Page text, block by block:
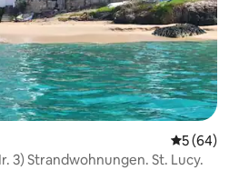
5 (64)
3) Strandwohnungen. St. Lucy.